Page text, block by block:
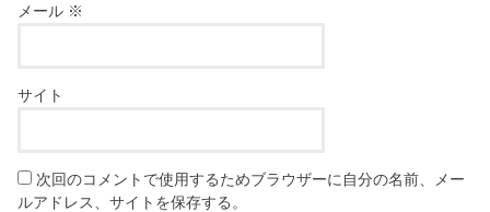
メール ※
サイト
次回のコメントで使用するためブラウザーに自分の名前、メー
ルアドレス、サイトを保存する。